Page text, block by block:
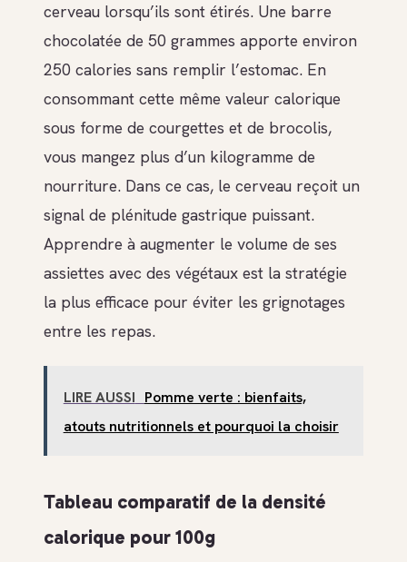
cerveau lorsqu’ils sont étirés. Une barre
chocolatée de 50 grammes apporte environ
250 calories sans remplir l’estomac. En
consommant cette même valeur calorique
sous forme de courgettes et de brocolis,
vous mangez plus d’un kilogramme de
nourriture. Dans ce cas, le cerveau reçoit un
signal de plénitude gastrique puissant.
Apprendre à augmenter le volume de ses
assiettes avec des végétaux est la stratégie
la plus efficace pour éviter les grignotages
entre les repas.
LIRE AUSSI Pomme verte : bienfaits,
atouts nutritionnels et pourquoi la choisir
Tableau comparatif de la densité
calorique pour 100g